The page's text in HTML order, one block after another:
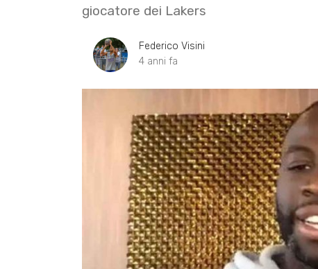
giocatore dei Lakers
Federico Visini
4 anni fa